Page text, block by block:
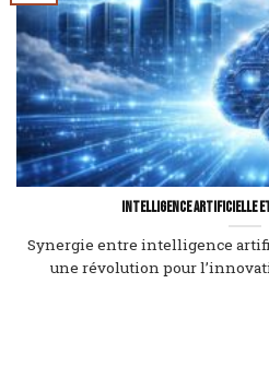
Intelligence artificielle
Synergie entre intelligence
une révolution pour